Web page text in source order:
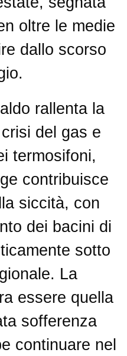
oltre le medie
dallo scorso
rallenta la
del gas e
termosifoni,
contribuisce
siccità, con
dei bacini di
sotto
La
essere quella
sofferenza
continuare nel